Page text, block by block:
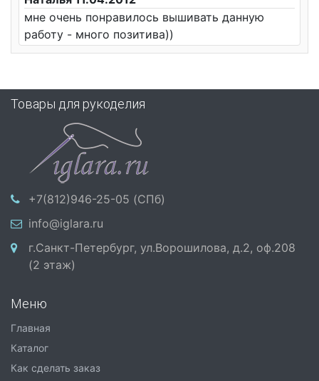
мне очень понравилось вышивать данную
работу - много позитива))
Товары для рукоделия
+7(812)946-25-05 (СПб)
info@iglara.ru
г.Санкт-Петербург, ул.Ворошилова, д.2, оф.208
(2 этаж)
Меню
Главная
Каталог
Как сделать заказ